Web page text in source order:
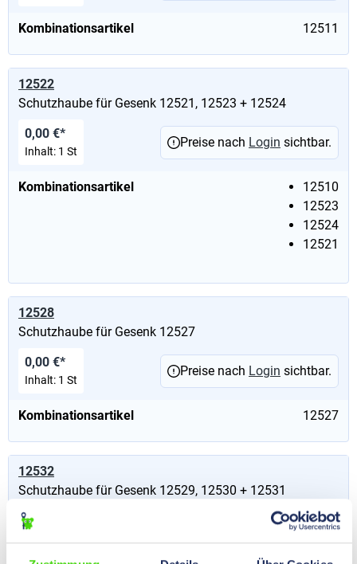
Kombinationsartikel 12511
12522
Schutzhaube für Gesenk 12521, 12523 + 12524
Kombinationsartikel
12510
12523
12524
12521
0,00 €*
Inhalt: 1 St
Preise nach Login sichtbar.
12528
Schutzhaube für Gesenk 12527
Kombinationsartikel 12527
0,00 €*
Inhalt: 1 St
Preise nach Login sichtbar.
12532
Schutzhaube für Gesenk 12529, 12530 + 12531
0,00 €*
Loginsichtbar.